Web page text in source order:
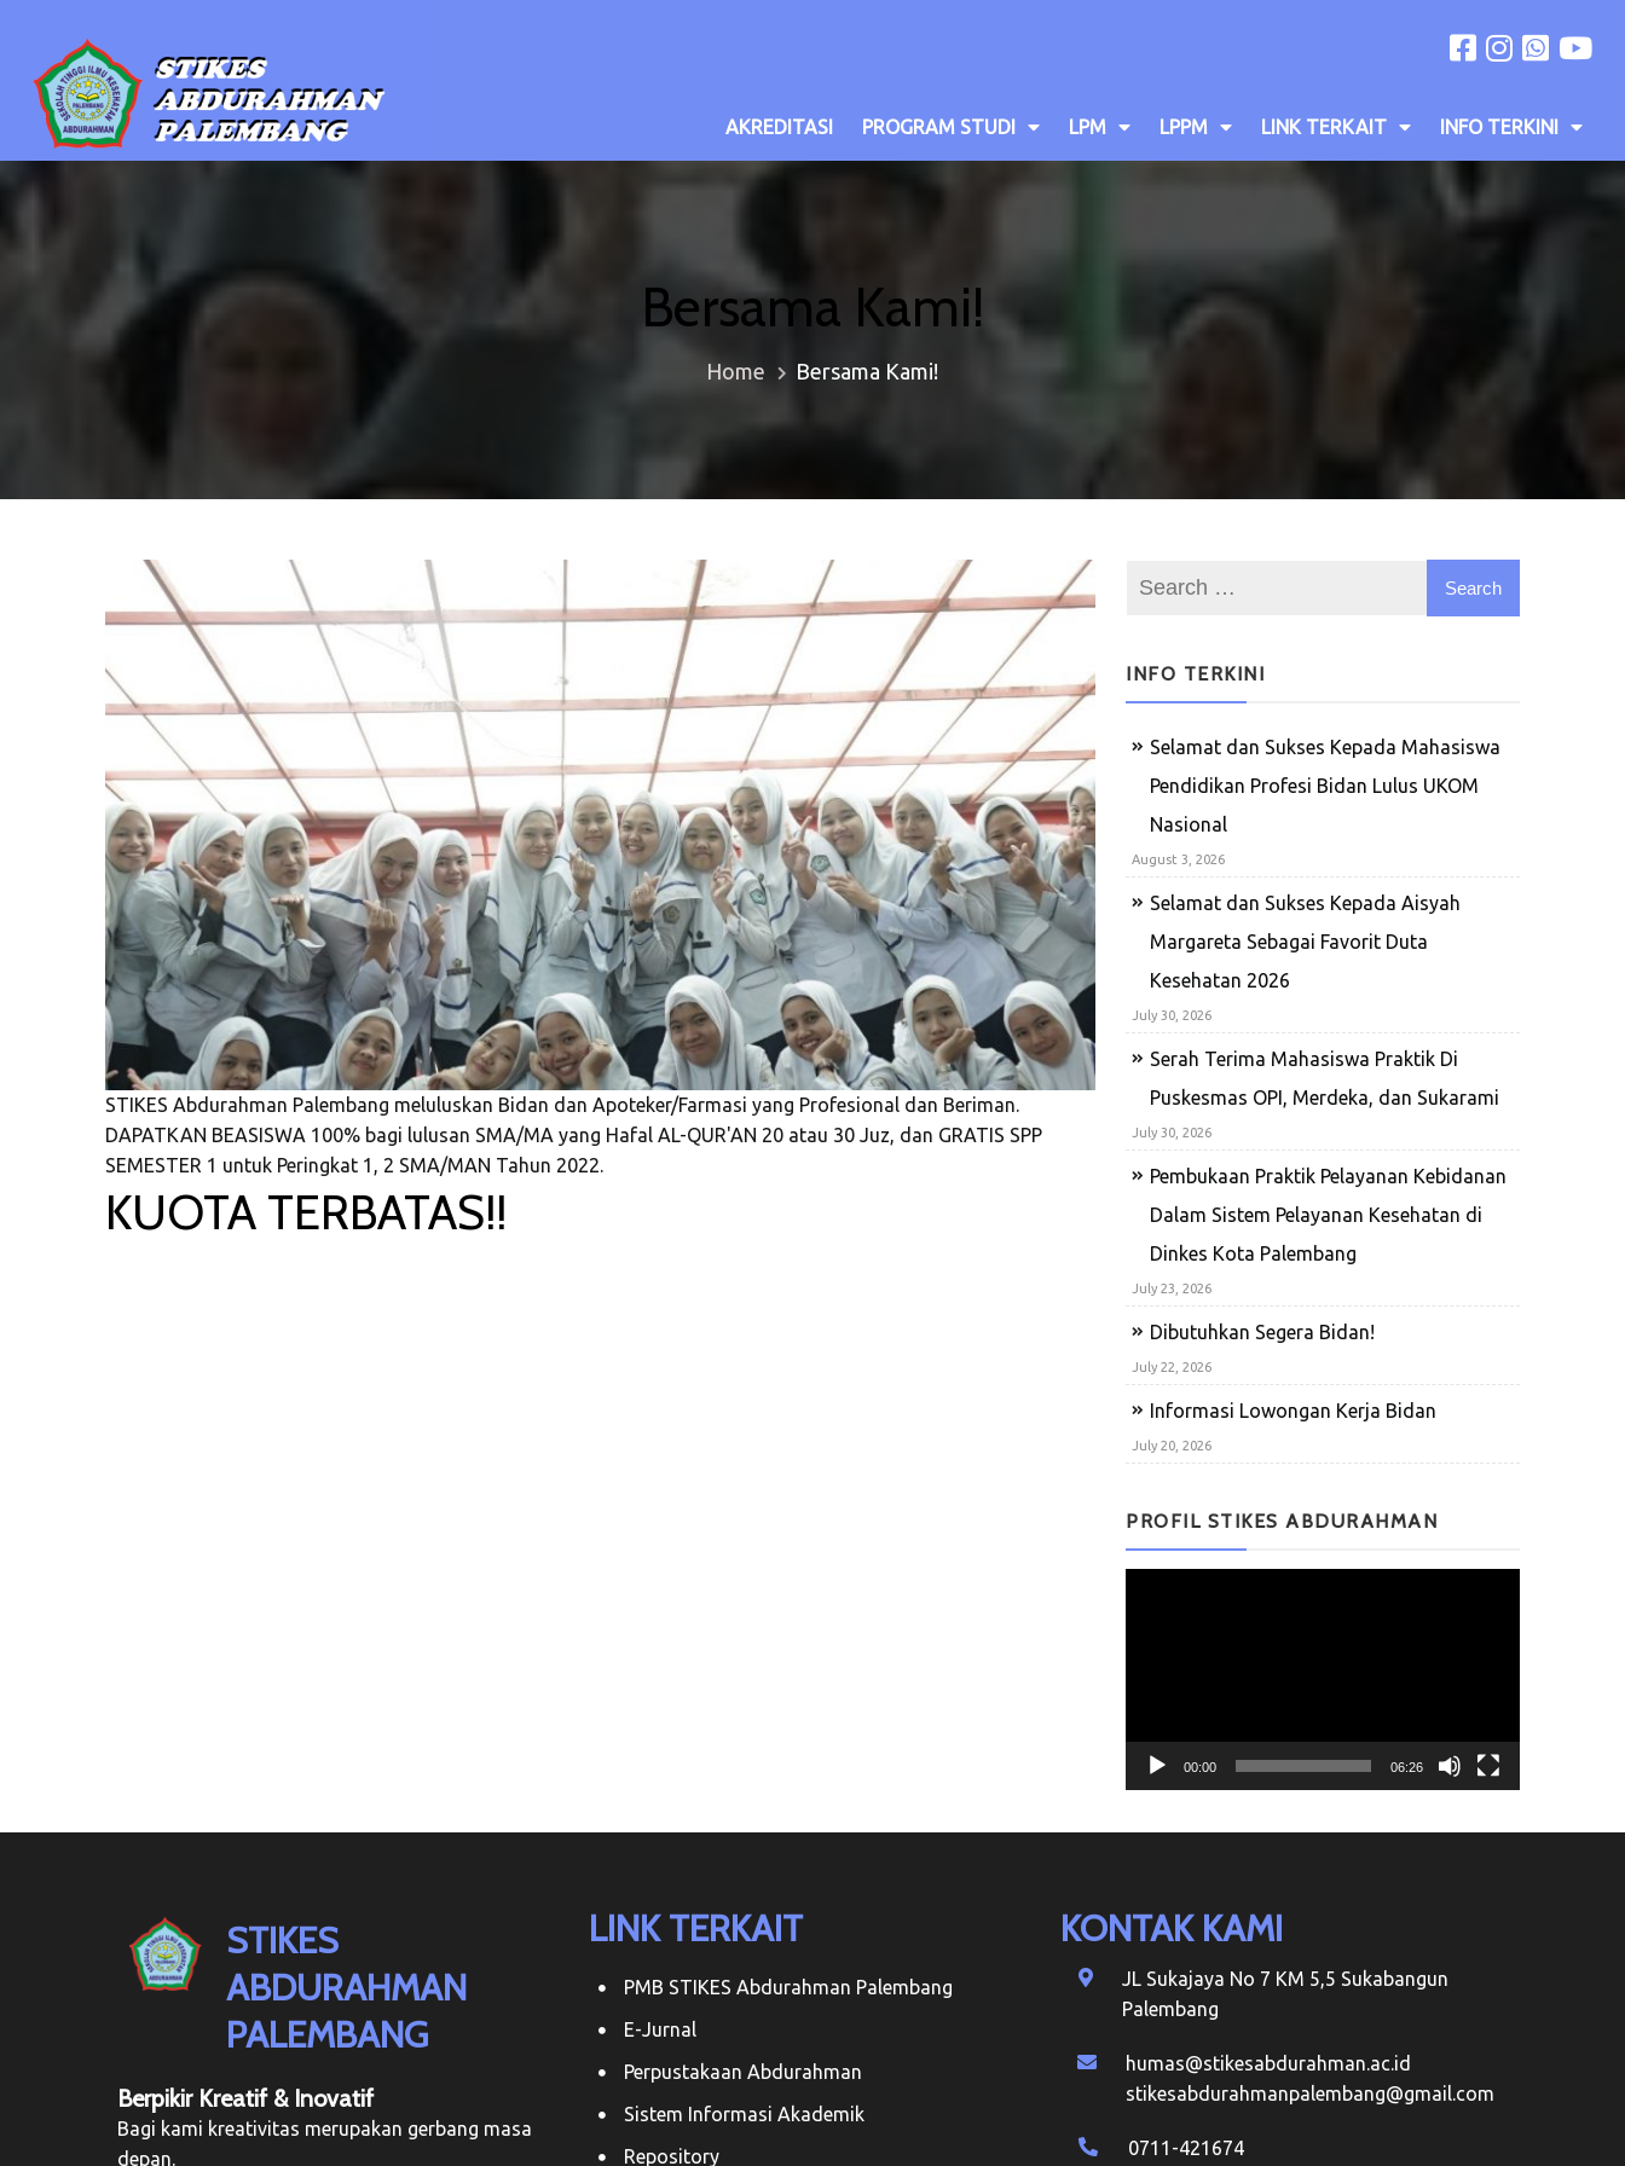
AKREDITASI PROGRAM STUDI LPM LPPM LINK TERKAIT INFO TERKINI
Bersama Kami!
Home Bersama Kami!
STIKES Abdurahman Palembang meluluskan Bidan dan Apoteker/Farmasi yang Profesional dan Beriman.
DAPATKAN BEASISWA 100% bagi lulusan SMA/MA yang Hafal AL-QUR'AN 20 atau 30 Juz, dan GRATIS SPP
SEMESTER 1 untuk Peringkat 1, 2 SMA/MAN Tahun 2022.
KUOTA TERBATAS!!
INFO TERKINI
Selamat dan Sukses Kepada Mahasiswa
Pendidikan Profesi Bidan Lulus UKOM
Nasional
August 3, 2026
Selamat dan Sukses Kepada Aisyah
Margareta Sebagai Favorit Duta
Kesehatan 2026
July 30, 2026
Serah Terima Mahasiswa Praktik Di
Puskesmas OPI, Merdeka, dan Sukarami
July 30, 2026
Pembukaan Praktik Pelayanan Kebidanan
Dalam Sistem Pelayanan Kesehatan di
Dinkes Kota Palembang
July 23, 2026
Dibutuhkan Segera Bidan!
July 22, 2026
Informasi Lowongan Kerja Bidan
July 20, 2026
PROFIL STIKES ABDURAHMAN
00:00 06:26
STIKES
ABDURAHMAN
PALEMBANG
Berpikir Kreatif & Inovatif
Bagi kami kreativitas merupakan gerbang masa
depan.
LINK TERKAIT
PMB STIKES Abdurahman Palembang
E-Jurnal
Perpustakaan Abdurahman
Sistem Informasi Akademik
Repository
KONTAK KAMI
JL Sukajaya No 7 KM 5,5 Sukabangun
Palembang
humas@stikesabdurahman.ac.id
stikesabdurahmanpalembang@gmail.com
0711-421674